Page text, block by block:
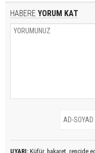
HABERE YORUM KAT
UYARI: Küfür, hakaret, rencide